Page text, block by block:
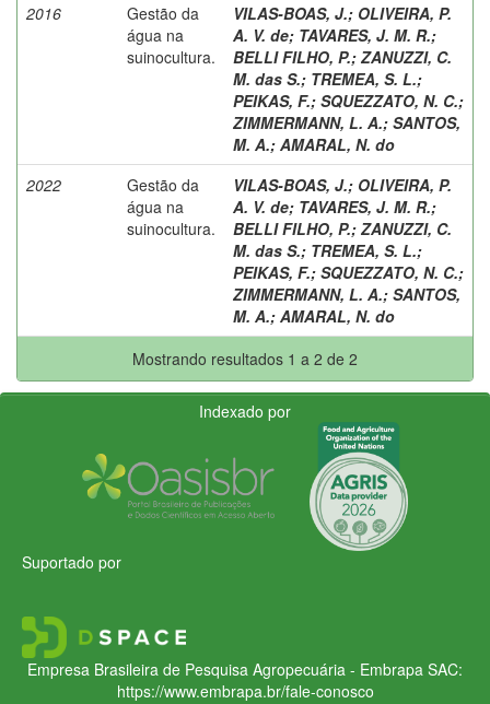
2016
Gestão da
água na
suinocultura.
VILAS-BOAS, J.; OLIVEIRA, P.
A. V. de; TAVARES, J. M. R.;
BELLI FILHO, P.; ZANUZZI, C.
M. das S.; TREMEA, S. L.;
PEIKAS, F.; SQUEZZATO, N. C.;
ZIMMERMANN, L. A.; SANTOS,
M. A.; AMARAL, N. do
2022
Gestão da
água na
suinocultura.
VILAS-BOAS, J.; OLIVEIRA, P.
A. V. de; TAVARES, J. M. R.;
BELLI FILHO, P.; ZANUZZI, C.
M. das S.; TREMEA, S. L.;
PEIKAS, F.; SQUEZZATO, N. C.;
ZIMMERMANN, L. A.; SANTOS,
M. A.; AMARAL, N. do
Mostrando resultados 1 a 2 de 2
Indexado por
Suportado por
Empresa Brasileira de Pesquisa Agropecuária - Embrapa SAC:
https://www.embrapa.br/fale-conosco